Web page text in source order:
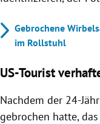
Gebrochene
im Rollstuhl
US-Tourist
Nachdem der 24-
gebrochen hatte,